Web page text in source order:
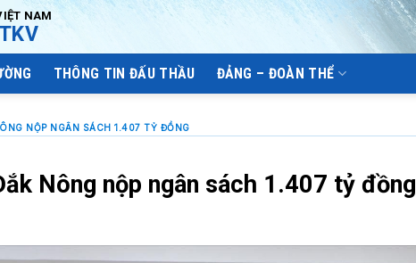
NAM
THÔNG TIN ĐẤU THẦU ĐẢNG – ĐOÀN THỂ
NỘP NGÂN SÁCH 1.407 TỶ ĐỒNG
Nông nộp ngân sách 1.407 tỷ đồng